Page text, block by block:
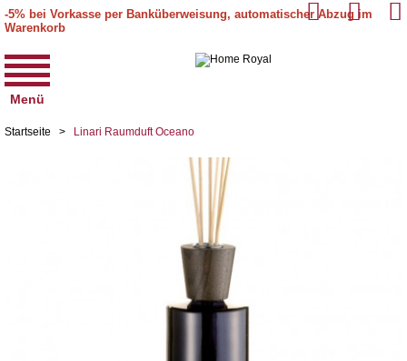
-5% bei Vorkasse per Banküberweisung, automatischer Abzug im
Warenkorb
Menü
Startseite > Linari Raumduft Oceano